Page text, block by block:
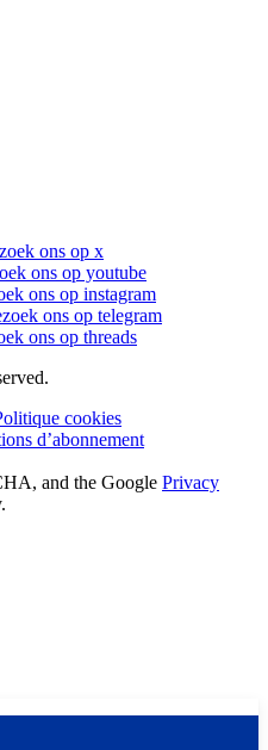
ons op x
ons op youtube
ons op instagram
ons op telegram
ons op threads
cookies
d’abonnement
and the Google Privacy